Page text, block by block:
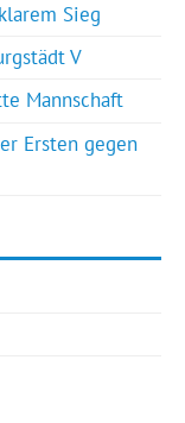
Sieg
V
Mannschaft
Ersten gegen